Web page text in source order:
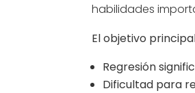
habilidades
El objetivo
Regresión
Dificultad para